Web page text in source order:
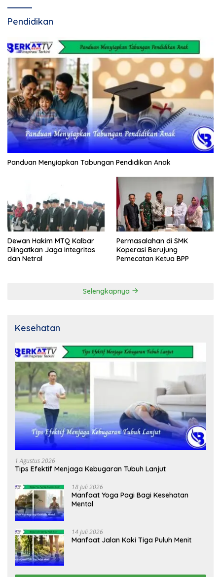
Pendidikan
Panduan Menyiapkan Tabungan Pendidikan Anak
Dewan Hakim MTQ Kalbar
Diingatkan Jaga Integritas
dan Netral
Permasalahan di SMK
Koperasi Berujung
Pemecatan Ketua BPP
Selengkapnya
Kesehatan
1 Agustus 2026
Tips Efektif Menjaga Kebugaran Tubuh Lanjut
18 Juli 2026
Manfaat Yoga Pagi Bagi Kesehatan
Mental
14 Juli 2026
Manfaat Jalan Kaki Tiga Puluh Menit